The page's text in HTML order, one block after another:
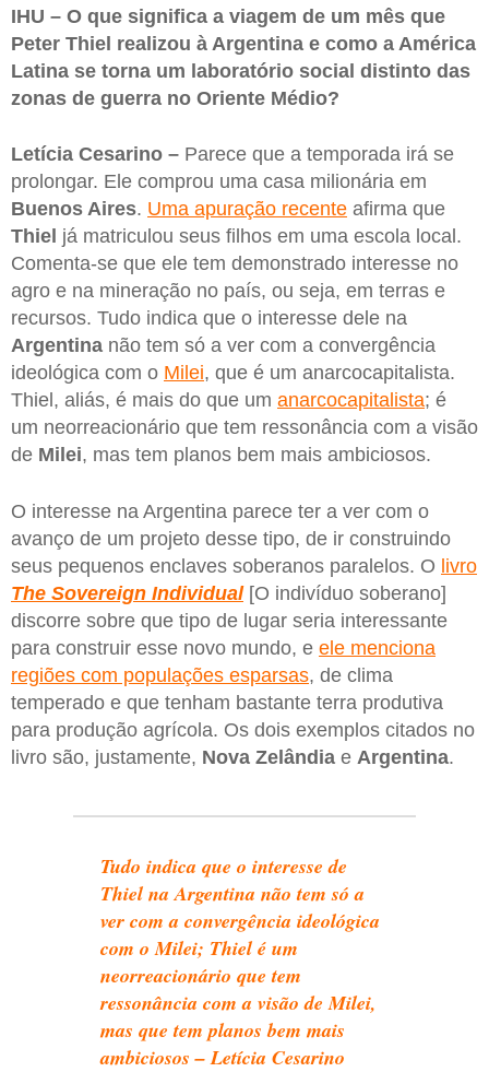
IHU – ⁠O que significa a viagem de um mês que
Peter Thiel realizou à Argentina e como a América
Latina se torna um laboratório social distinto das
zonas de guerra no Oriente Médio?
Letícia Cesarino – Parece que a temporada irá se
prolongar. Ele comprou uma casa milionária em
Buenos Aires. Uma apuração recente afirma que
Thiel já matriculou seus filhos em uma escola local.
Comenta-se que ele tem demonstrado interesse no
agro e na mineração no país, ou seja, em terras e
recursos. Tudo indica que o interesse dele na
Argentina não tem só a ver com a convergência
ideológica com o Milei, que é um anarcocapitalista.
Thiel, aliás, é mais do que um anarcocapitalista; é
um neorreacionário que tem ressonância com a visão
de Milei, mas tem planos bem mais ambiciosos.
O interesse na Argentina parece ter a ver com o
avanço de um projeto desse tipo, de ir construindo
seus pequenos enclaves soberanos paralelos. O livro
The Sovereign Individual[O indivíduo soberano]
discorre sobre que tipo de lugar seria interessante
para construir esse novo mundo, e ele menciona
regiões com populações esparsas, de clima
temperado e que tenham bastante terra produtiva
para produção agrícola. Os dois exemplos citados no
livro são, justamente, Nova Zelândia e Argentina.
Tudo indica que o interesse de
Thiel na Argentina não tem só a
ver com a convergência ideológica
com o Milei; Thiel é um
neorreacionário que tem
ressonância com a visão de Milei,
mas que tem planos bem mais
ambiciosos – Letícia Cesarino